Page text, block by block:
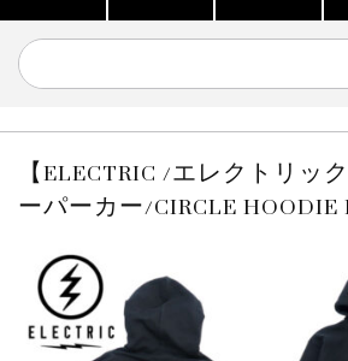
【ELECTRIC /エレクトリッ
ーパーカー/CIRCLE HOODIE